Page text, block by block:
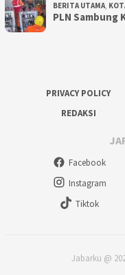
BERITA UTAMA,
PLN Sambung
PRIVACY POLICY
REDAKSI
Facebook
Instagram
Tiktok
Jabarku @